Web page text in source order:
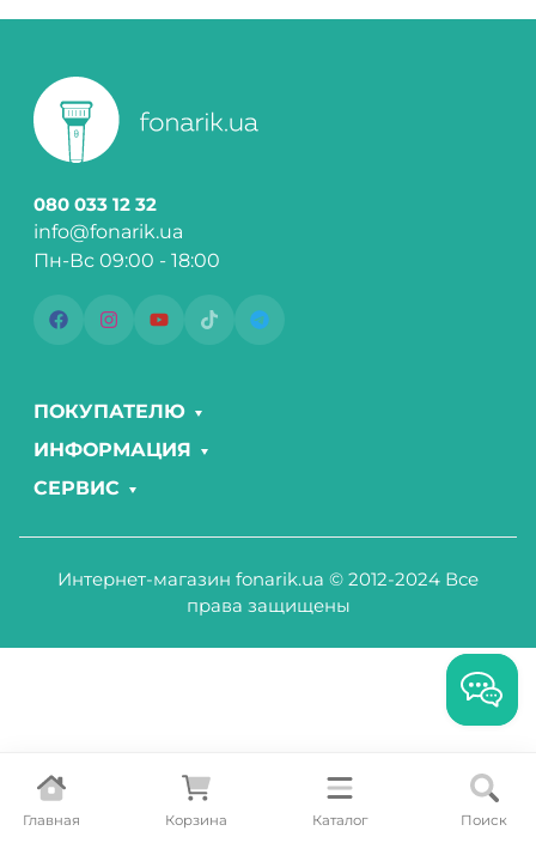
Главная Корзина Каталог Поиск
080 033 12 32
info@fonarik.ua
Пн-Вс 09:00 - 18:00
ПОКУПАТЕЛЮ
ИНФОРМАЦИЯ
СЕРВИС
Интернет-магазин fonarik.ua © 2012-2024 Все
права защищены